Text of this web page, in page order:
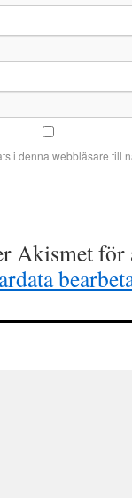
i denna webbläsare till
Akismet